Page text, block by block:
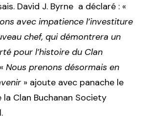
David J. Byrne a déclaré : «
avec impatience l’investiture
chef, qui démontrera un
pour l’histoire du Clan
Nous prenons désormais en
» ajoute avec panache le
Clan Buchanan Society